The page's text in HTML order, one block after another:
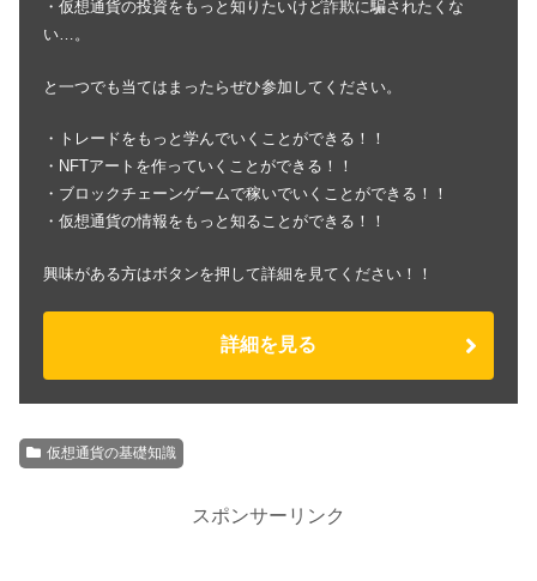
・仮想通貨の投資をもっと知りたいけど詐欺に騙されたくな
い…。
と一つでも当てはまったらぜひ参加してください。
・トレードをもっと学んでいくことができる！！
・NFTアートを作っていくことができる！！
・ブロックチェーンゲームで稼いでいくことができる！！
・仮想通貨の情報をもっと知ることができる！！
興味がある方はボタンを押して詳細を見てください！！
詳細を見る
仮想通貨の基礎知識
スポンサーリンク